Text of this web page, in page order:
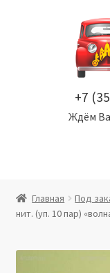
содержимому
+7
Ждём
Витрина
Мой аккаунт
Главная Под
нит. (уп. 10 пар)